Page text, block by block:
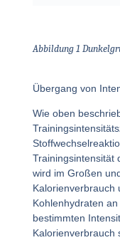
Abbildung 1
Übergang von
Wie oben
Trainingsintensität
wird im Großen
Kalorienverbrauch
Kohlenhydraten
bestimmten
Kalorienverbrauch